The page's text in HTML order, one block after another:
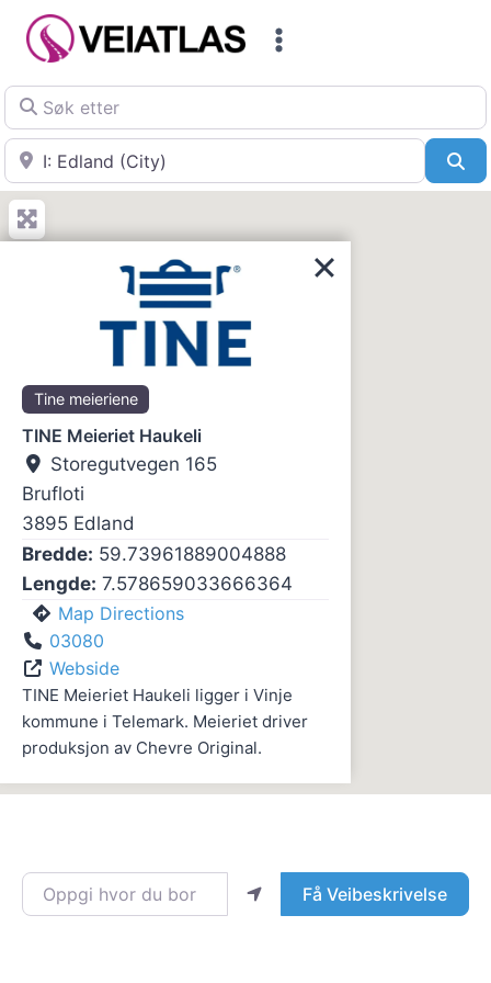
Skip
Søk etter
Nær
Oppgi hvor du bor Få Veibeskrivelse
Tine meieriene
TINE Meieriet Haukeli
Storegutvegen 165
Brufloti
3895 Edland
Bredde: 59.73961889004888
Lengde: 7.578659033666364
Map Directions
03080
Webside
TINE Meieriet Haukeli ligger i Vinje
kommune i Telemark. Meieriet driver
produksjon av Chevre Original.